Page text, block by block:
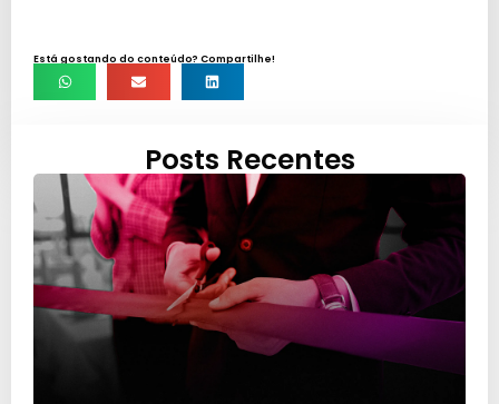
Está gostando do conteúdo? Compartilhe!
Posts Recentes